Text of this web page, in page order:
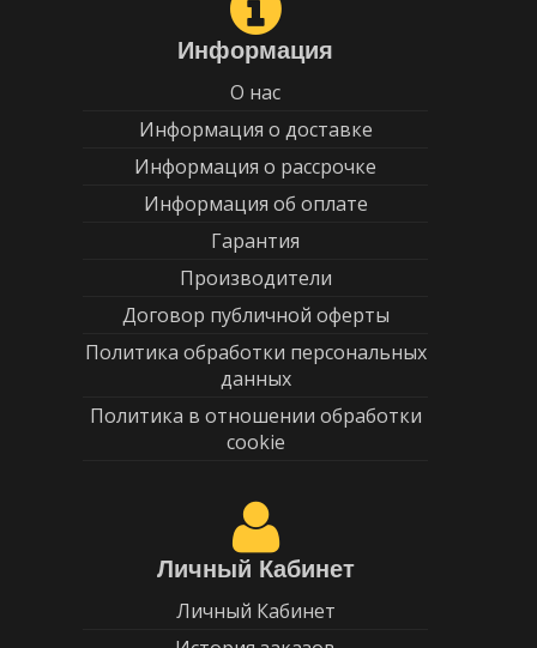
Информация
О нас
Информация о доставке
Информация о рассрочке
Информация об оплате
Гарантия
Производители
Договор публичной оферты
Политика обработки персональных
данных
Политика в отношении обработки
cookie
Личный Кабинет
Личный Кабинет